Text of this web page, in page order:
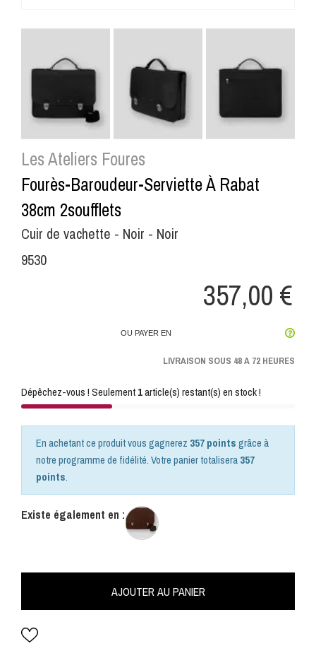
Les Ateliers Foures
Fourès-Baroudeur-Serviette À Rabat
38cm 2soufflets
Cuir de vachette - Noir - Noir
9530
357,00 €
OU PAYER EN
LIVRAISON SOUS 48 A 72 HEURES
Dépêchez-vous ! Seulement1article(s) restant(s) en stock !
En achetant ce produit vous gagnerez 357 pointsgrâce à
notre programme de fidélité. Votre panier totalisera357
points.
Existe également en :
AJOUTER AU PANIER